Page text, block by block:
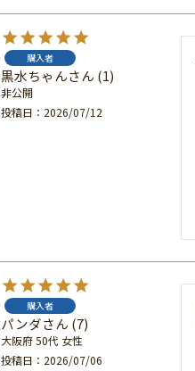
購入者
黒水ちゃん 1
非公開
投稿日
2026/07/12
購入者
パンダ 7
大阪府50代 女性
投稿日
2026/07/06